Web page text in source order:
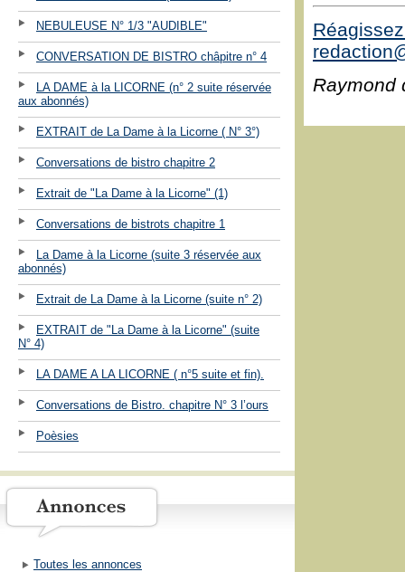
NEBULEUSE N° 1/3 "AUDIBLE"
CONVERSATION DE BISTRO châpitre n° 4
LA DAME à la LICORNE (n° 2 suite réservée
aux abonnés)
EXTRAIT de La Dame à la Licorne ( N° 3°)
Conversations de bistro chapitre 2
Extrait de "La Dame à la Licorne" (1)
Conversations de bistrots chapitre 1
La Dame à la Licorne (suite 3 réservée aux
abonnés)
Extrait de La Dame à la Licorne (suite n° 2)
EXTRAIT de "La Dame à la Licorne" (suite
N° 4)
LA DAME A LA LICORNE ( n°5 suite et fin).
Conversations de Bistro. chapitre N° 3 l’ours
Poèsies
Toutes les annonces
Raymond